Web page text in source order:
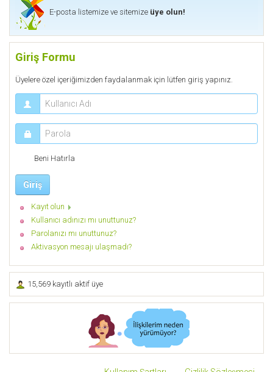
E-posta listemize ve sitemize üye olun!
Giriş Formu
Üyelere özel içeriğimizden faydalanmak için lütfen giriş yapınız.
Beni Hatırla
Giriş
Kayıt olun
Kullanıcı adınızı mı unuttunuz?
Parolanızı mı unuttunuz?
Aktivasyon mesajı ulaşmadı?
15,569 kayıtlı aktif üye